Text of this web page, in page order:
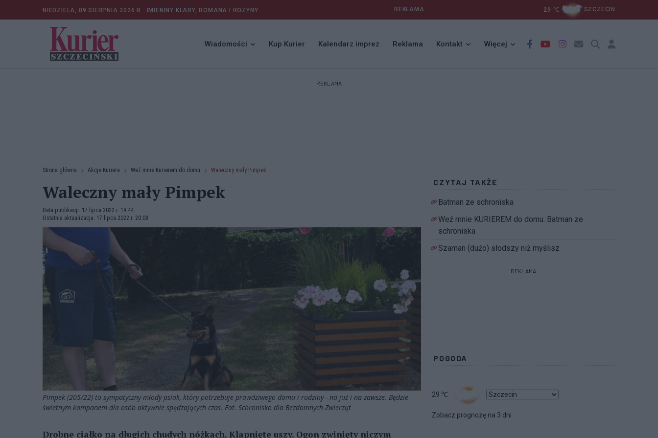
NIEDZIELA, 09 SIERPNIA 2026 R. IMIENINY KLARY, ROMANA I ROZYNY REKLAMA 29 ℃ SZCZECIN
Wiadomości Kup Kurier Kalendarz imprez Reklama Kontakt Więcej
REKLAMA
Strona główna Akcje Kuriera Weź mnie Kurierem do domu Waleczny mały Pimpek
Waleczny mały Pimpek
Data publikacji: 17 lipca 2022 r. 19:44
Ostatnia aktualizacja: 17 lipca 2022 r. 20:08
Pimpek (205/22) to sympatyczny młody psiak, który potrzebuje prawdziwego domu i rodziny - na już i na zawsze. Będzie
świetnym kompanem dla osób aktywnie spędzających czas. Fot. Schronisko dla Bezdomnych Zwierząt
Drobne ciałko na długich chudych nóżkach. Klapnięte uszy. Ogon zwinięty niczym
CZYTAJ TAKŻE
Batman ze schroniska
Weź mnie KURIEREM do domu. Batman ze
schroniska
Szaman (dużo) słodszy niż myślisz
REKLAMA
POGODA
29 ℃
Zobacz prognozę na 3 dni